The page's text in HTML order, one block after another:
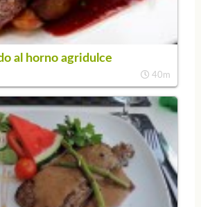
al horno agridulce
40m